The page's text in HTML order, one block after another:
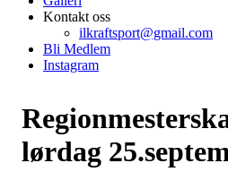
Kontakt oss
ilkraftsport@gmail.com
Bli Medlem
Instagram
lørdag